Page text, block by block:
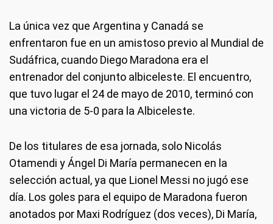
La única vez que Argentina y Canadá se
enfrentaron fue en un amistoso previo al Mundial de
Sudáfrica, cuando Diego Maradona era el
entrenador del conjunto albiceleste. El encuentro,
que tuvo lugar el 24 de mayo de 2010, terminó con
una victoria de 5-0 para la Albiceleste.
De los titulares de esa jornada, solo Nicolás
Otamendi y Ángel Di María permanecen en la
selección actual, ya que Lionel Messi no jugó ese
día. Los goles para el equipo de Maradona fueron
anotados por Maxi Rodríguez (dos veces), Di María,